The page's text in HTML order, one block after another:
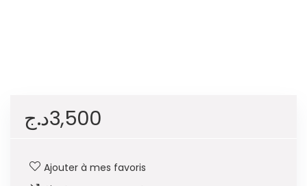
3,500د.ج
Ajouter à mes favoris